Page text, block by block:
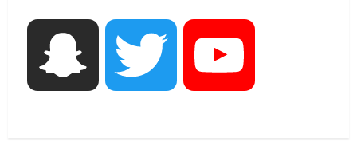
Snapchat Twitter
August 5, 2026
UTTARAKHAND NEWS
एमआईटी वर्ल्ड पीस यूनिवर्सिटी और जर्मनी के
बीएसबीआई के बीच समझौता; भारतीय छात्रों